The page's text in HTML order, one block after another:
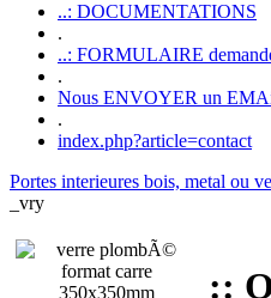
..: DOCUMENTATIONS
.
..: FORMULAIRE
.
Nous ENVOYER un
.
index.php?article=contact
Portes interieures bois, metal ou
_vry
::